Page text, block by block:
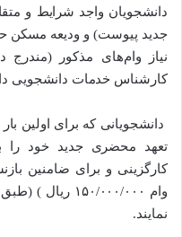
دانشجویان واجد شرایط و
جدید پیوست) و ودیعه مسکن
نیاز وام‌های مذکور (مندرج
کارشناس خدمات دانشجویی
دانشجویانی که برای اولین
تعهد محضری جدید خود را
کارگزینی و برای ضامنین
وام ۱۵۰/۰۰۰/
نمایند.